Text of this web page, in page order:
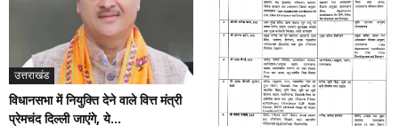
उत्तराखंड
विधानसभा में नियुक्ति देने वाले वित्त मंत्री
प्रेमचंद दिल्ली जाएंगे, ये...